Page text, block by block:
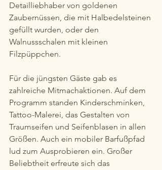
Detailliebhaber von goldenen
Zaubernüssen, die mit Halbedelsteinen
gefüllt wurden, oder den
Walnussschalen mit kleinen
Filzpüppchen.
Für die jüngsten Gäste gab es
zahlreiche Mitmachaktionen. Auf dem
Programm standen Kinderschminken,
Tattoo-Malerei, das Gestalten von
Traumseifen und Seifenblasen in allen
Größen. Auch ein mobiler Barfußpfad
lud zum Ausprobieren ein. Großer
Beliebtheit erfreute sich das